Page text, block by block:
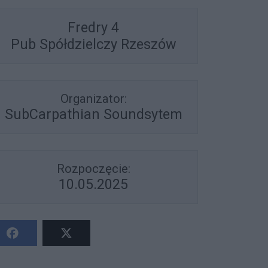
Fredry 4
Pub Spółdzielczy Rzeszów
Organizator:
SubCarpathian Soundsytem
Rozpoczęcie:
10.05.2025